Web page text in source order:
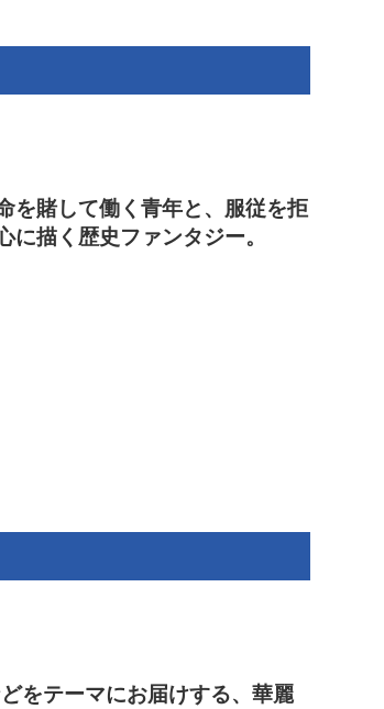
を賭して働く青年と、服従を拒
描く歴史ファンタジー。
をテーマにお届けする、華麗